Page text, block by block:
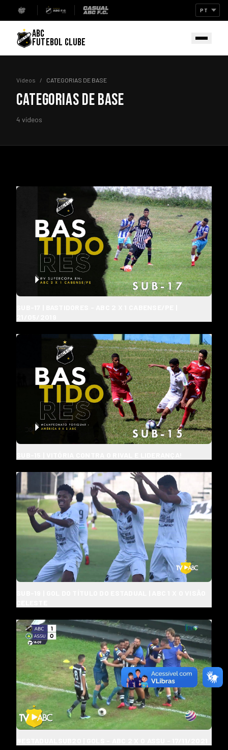
ABC
FUTEBOL CLUBE
Vídeos / CATEGORIAS DE BASE
CATEGORIAS DE BASE
4 vídeos